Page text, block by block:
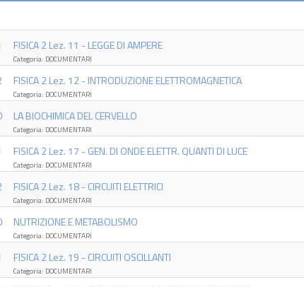
FISICA 2 Lez. 11 - LEGGE DI AMPERE
Categoria: DOCUMENTARI
FISICA 2 Lez. 12 - INTRODUZIONE ELETTROMAGNETICA
Categoria: DOCUMENTARI
LA BIOCHIMICA DEL CERVELLO
Categoria: DOCUMENTARI
FISICA 2 Lez. 17 - GEN. DI ONDE ELETTR. QUANTI DI LUCE
Categoria: DOCUMENTARI
FISICA 2 Lez. 18 - CIRCUITI ELETTRICI
Categoria: DOCUMENTARI
NUTRIZIONE E METABOLISMO
Categoria: DOCUMENTARI
FISICA 2 Lez. 19 - CIRCUITI OSCILLANTI
Categoria: DOCUMENTARI